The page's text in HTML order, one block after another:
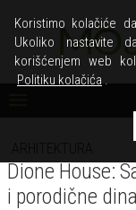
Dione House:
i porodične
Koristimo kolačiće
Ukoliko nastavite
korišćenjem web
Politiku kolačića .